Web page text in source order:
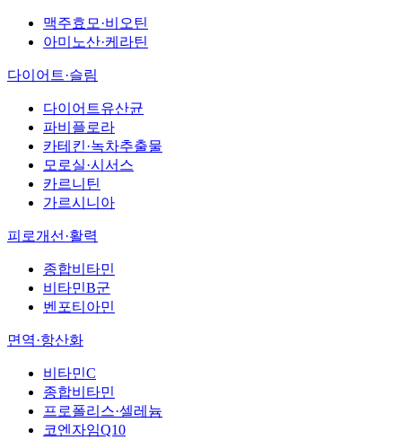
맥주효모·비오틴
아미노산·케라틴
다이어트·슬림
다이어트유산균
파비플로라
카테킨·녹차추출물
모로실·시서스
카르니틴
가르시니아
피로개선·활력
종합비타민
비타민B군
벤포티아민
면역·항산화
비타민C
종합비타민
프로폴리스·셀레늄
코엔자임Q10